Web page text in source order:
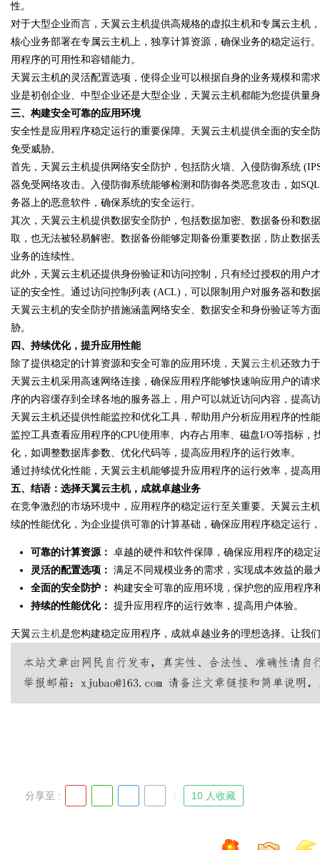
性。
对于大型企业而言，天翼云主机提供高规格的虚拟主机和专属云主机
核心业务部署在专属云主机上，独享计算资源，确保业务的稳定运行
用程序的可用性和容错能力。
天翼云主机的灵活配置选项，使得企业可以根据自身的业务规模和需
业是初创企业、中型企业还是大型企业，天翼云主机都能为您提供量
三、构建安全可靠的应用环境
安全性是应用程序稳定运行的重要保障。天翼云主机提供全面的安全
免受威胁。
首先，天翼云主机提供网络安全防护，包括防火墙、入侵防御系统
器免受网络攻击。入侵防御系统能够检测和防御各类恶意攻击，如
务器上的恶意软件，确保系统的安全运行。
其次，天翼云主机提供数据安全防护，包括数据加密、数据备份和数
取，也无法被轻易解密。数据备份能够定期备份重要数据，防止数据
业务的连续性。
此外，天翼云主机还提供身份验证和访问控制，只有经过授权的用户
证的安全性。通过访问控制列表 (ACL)，可以限制用户对服务器和数
天翼云主机的安全防护措施涵盖网络安全、数据安全和身份验证等方
胁。
四、持续优化，提升应用性能
除了提供稳定的计算资源和安全可靠的应用环境，天翼云主机还致力
天翼云主机采用高速网络连接，确保应用程序能够快速响应用户的请
序的内容缓存到全球各地的服务器上，用户可以就近访问内容，提高
天翼云主机还提供性能监控和优化工具，帮助用户分析应用程序的性
监控工具查看应用程序的CPU使用率、内存占用率、磁盘I/O等指标
化，如调整数据库参数、优化代码等，提高应用程序的运行效率。
通过持续优化性能，天翼云主机能够提升应用程序的运行效率，提高
五、结语：选择天翼云主机，成就卓越业务
在竞争激烈的市场环境中，应用程序的稳定运行至关重要。天翼云主
续的性能优化，为企业提供可靠的计算基础，确保应用程序稳定运行
可靠的计算资源： 卓越的硬件和软件保障，确保应用程序的稳定
灵活的配置选项： 满足不同规模业务的需求，实现成本效益的最
全面的安全防护： 构建安全可靠的应用环境，保护您的应用程序
持续的性能优化： 提升应用程序的运行效率，提高用户体验。
天翼云主机是您构建稳定应用程序，成就卓越业务的理想选择。让我
分享至 : 10 人收藏